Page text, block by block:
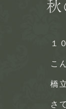
秋
１
こ
橋
さ